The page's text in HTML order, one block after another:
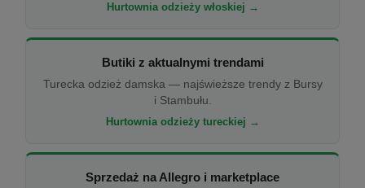
Hurtownia odzieży włoskiej →
Butiki z aktualnymi trendami
Turecka odzież damska — najświeższe trendy z Bursy
i Stambułu.
Hurtownia odzieży tureckiej →
Sprzedaż na Allegro i marketplace